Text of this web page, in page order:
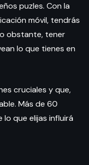
puzles. Con la
móvil, tendrás
obstante, tener
lo que tienes en
cruciales y que,
Más de 60
que elijas influirá